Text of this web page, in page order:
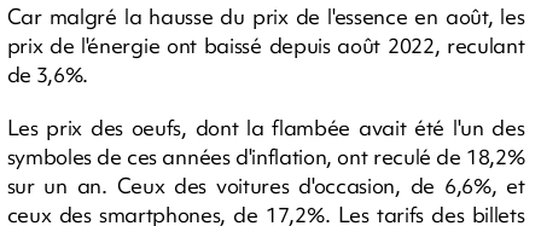
Car malgré la hausse du prix de l'essence en août, les
prix de l'énergie ont baissé depuis août 2022, reculant
de 3,6%.
Les prix des oeufs, dont la flambée avait été l'un des
symboles de ces années d'inflation, ont reculé de 18,2%
sur un an. Ceux des voitures d'occasion, de 6,6%, et
ceux des smartphones, de 17,2%. Les tarifs des billets